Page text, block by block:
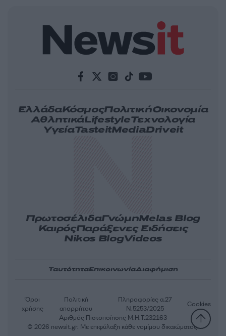
ΕλλάδαΚόσμοςΠολιτικήΟικονομία
ΑθλητικάLifestyleΤεχνολογία
ΥγείαTasteitMediaDriveit
ΠρωτοσέλιδαΓνώμηMelas Blog
ΚαιρόςΠαράξενες Ειδήσεις
Nikos BlogVideos
ΤαυτότηταΕπικοινωνίαΔιαφήμιση
Αριθμός Πιστοποίησης Μ.Η.Τ.232163
Όροι
χρήσης
Πολιτική
απορρήτου
Πληροφορίες α.27
Ν.5253/2025
Cookies
© 2026 newsit.gr. Με επιφύλαξη κάθε νομίμου δικαιώματος.